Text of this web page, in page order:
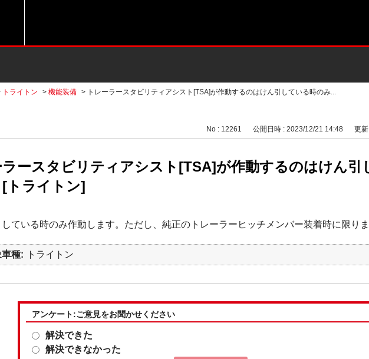
トライトン > 機能装備 > トレーラースタビリティアシスト[TSA]が作動するのはけん引している時のみ...
No : 12261 公開日時 : 2023/12/21 14:48 更
ラースタビリティアシスト[TSA]が作動するのはけん引
トライトン]
ている時のみ作動します。ただし、純正のトレーラーヒッチメンバー装着時に限りま
種 トライトン
アンケート:ご意見をお聞かせください
解決できた
解決できなかった